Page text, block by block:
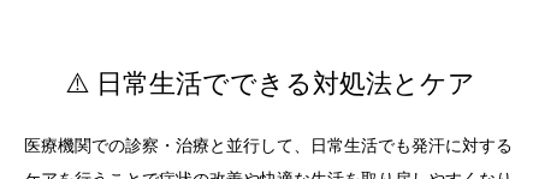
⚠️ 日常生活でできる対処法とケア
医療機関での診察・治療と並行して、日常生活でも発汗に対する